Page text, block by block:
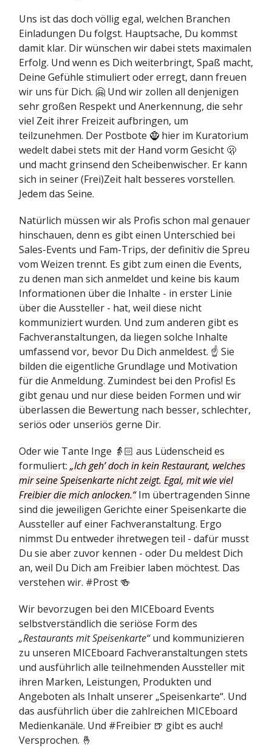
Uns ist das doch völlig egal, welchen Branchen
Einladungen Du folgst. Hauptsache, Du kommst
damit klar. Dir wünschen wir dabei stets maximalen
Erfolg. Und wenn es Dich weiterbringt, Spaß macht,
Deine Gefühle stimuliert oder erregt, dann freuen
wir uns für Dich. 🤗 Und wir zollen all denjenigen
sehr großen Respekt und Anerkennung, die sehr
viel Zeit ihrer Freizeit aufbringen, um
teilzunehmen. Der Postbote 🧌 hier im Kuratorium
wedelt dabei stets mit der Hand vorm Gesicht 🫢
und macht grinsend den Scheibenwischer. Er kann
sich in seiner (Frei)Zeit halt besseres vorstellen.
Jedem das Seine.
Natürlich müssen wir als Profis schon mal genauer
hinschauen, denn es gibt einen Unterschied bei
Sales-Events und Fam-Trips, der definitiv die Spreu
vom Weizen trennt. Es gibt zum einen die Events,
zu denen man sich anmeldet und keine bis kaum
Informationen über die Inhalte - in erster Linie
über die Aussteller - hat, weil diese nicht
kommuniziert wurden. Und zum anderen gibt es
Fachveranstaltungen, da liegen solche Inhalte
umfassend vor, bevor Du Dich anmeldest. ☝️ Sie
bilden die eigentliche Grundlage und Motivation
für die Anmeldung. Zumindest bei den Profis! Es
gibt genau und nur diese beiden Formen und wir
überlassen die Bewertung nach besser, schlechter,
seriös oder unseriös gerne Dir.
Oder wie Tante Inge 👵🏻 aus Lüdenscheid es
formuliert: „Ich geh’ doch in kein Restaurant, welches
mir seine Speisenkarte nicht zeigt. Egal, mit wie viel
Freibier die mich anlocken.“Im übertragenden Sinne
sind die jeweiligen Gerichte einer Speisenkarte die
Aussteller auf einer Fachveranstaltung. Ergo
nimmst Du entweder ihretwegen teil - dafür musst
Du sie aber zuvor kennen - oder Du meldest Dich
an, weil Du Dich am Freibier laben möchtest. Das
verstehen wir. #Prost 🍻
Wir bevorzugen bei den MICEboard Events
selbstverständlich die seriöse Form des
„Restaurants mit Speisenkarte“und kommunizieren
zu unseren MICEboard Fachveranstaltungen stets
und ausführlich alle teilnehmenden Aussteller mit
ihren Marken, Leistungen, Produkten und
Angeboten als Inhalt unserer „Speisenkarte“. Und
das ausführlich über die zahlreichen MICEboard
Medienkanäle. Und #Freibier 🍺 gibt es auch!
Versprochen. 🤞